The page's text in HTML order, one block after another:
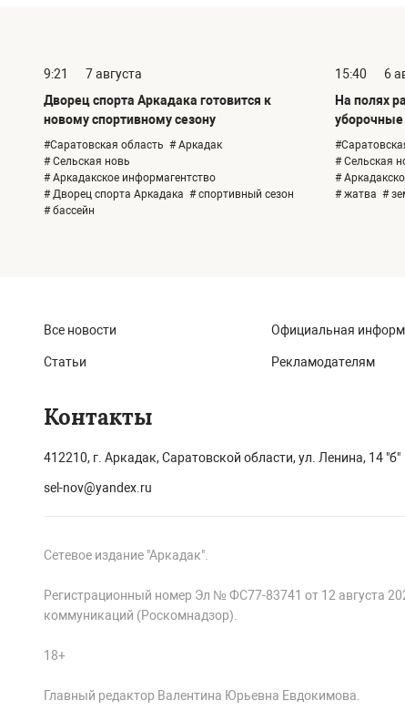
9:21
7 августа
Дворец спорта Аркадака готовится к
новому спортивному сезону
#Саратовская область # Аркадак
# Сельская новь
# Аркадакское информагентство
# Дворец спорта Аркадака # спортивный сезон
# бассейн
15:40
6
На полях
# Сельская
#
# жатва #
Все новости
Статьи
Официальная
Рекламодателям
Контакты
412210, г. Аркадак, Саратовской области, ул. Ленина, 14 "б"
sel-nov@yandex.ru
Сетевое издание "Аркадак".
Регистрационный номер Эл № ФС77-83741 от 12 августа
коммуникаций (Роскомнадзор).
18+
Главный редактор Валентина Юрьевна Евдокимова.